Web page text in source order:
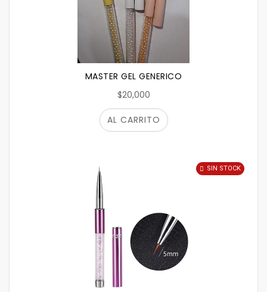
MASTER GEL GENERICO
$20,000
AL CARRITO
SIN STOCK